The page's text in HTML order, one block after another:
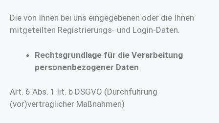
Die von Ihnen bei uns eingegebenen oder die Ihnen
mitgeteilten Registrierungs- und Login-Daten.
Rechtsgrundlage für die Verarbeitung
personenbezogener Daten
Art. 6 Abs. 1 lit. b DSGVO (Durchführung
(vor)vertraglicher Maßnahmen)